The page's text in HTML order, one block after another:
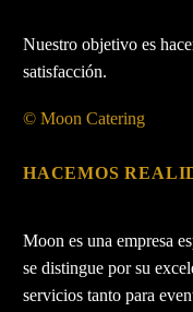
Nuestro objetivo es
satisfacción.
© Moon Catering
HACEMOS
Moon es una empresa
se distingue por su
servicios tanto para